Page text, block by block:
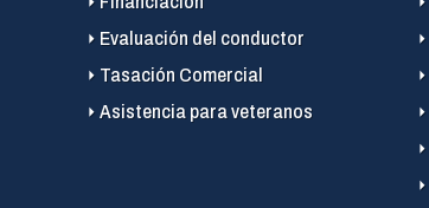
Evaluación del conductor
Tasación Comercial
Asistencia para veteranos